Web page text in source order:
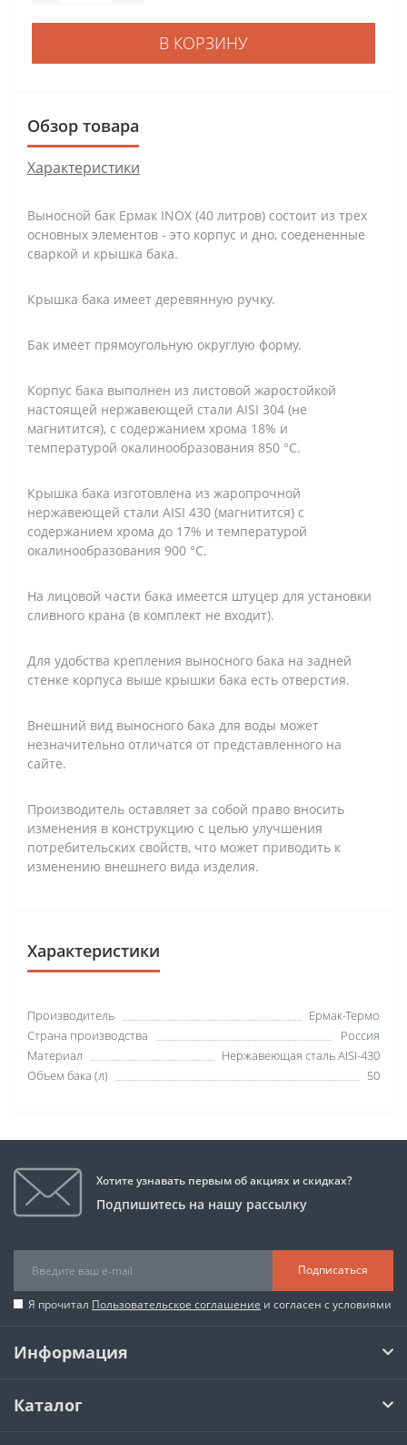
В КОРЗИНУ
Обзор товара
Характеристики
Выносной бак Ермак INOX (40 литров) состоит из трех
основных элементов - это корпус и дно, соедененные
сваркой и крышка бака.
Крышка бака имеет деревянную ручку.
Бак имеет прямоугольную округлую форму.
Корпус бака выполнен из листовой жаростойкой
настоящей нержавеющей стали AISI 304 (не
магнитится), с содержанием хрома 18% и
температурой окалинообразования 850 °C.
Крышка бака изготовлена из жаропрочной
нержавеющей стали AISI 430 (магнитится) с
содержанием хрома до 17% и температурой
окалинообразования 900 °C.
На лицовой части бака имеется штуцер для установки
сливного крана (в комплект не входит).
Для удобства крепления выносного бака на задней
стенке корпуса выше крышки бака есть отверстия.
Внешний вид выносного бака для воды может
незначительно отличатся от представленного на
сайте.
Производитель оставляет за собой право вносить
изменения в конструкцию с целью улучшения
потребительских свойств, что может приводить к
изменению внешнего вида изделия.
Характеристики
Производитель
Ермак-Термо
Страна производства
Россия
Материал
Нержавеющая сталь AISI-430
Объем бака (л)
50
Хотите узнавать первым об акциях и скидках?
Подпишитесь на нашу рассылку
Подписаться
Я прочитал Пользовательское соглашение и согласен с условиями
Информация
Каталог